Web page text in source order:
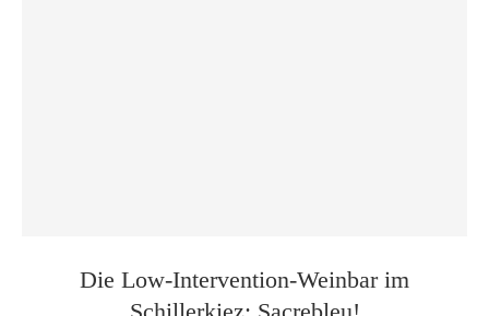
Die Low-Intervention-Weinbar im